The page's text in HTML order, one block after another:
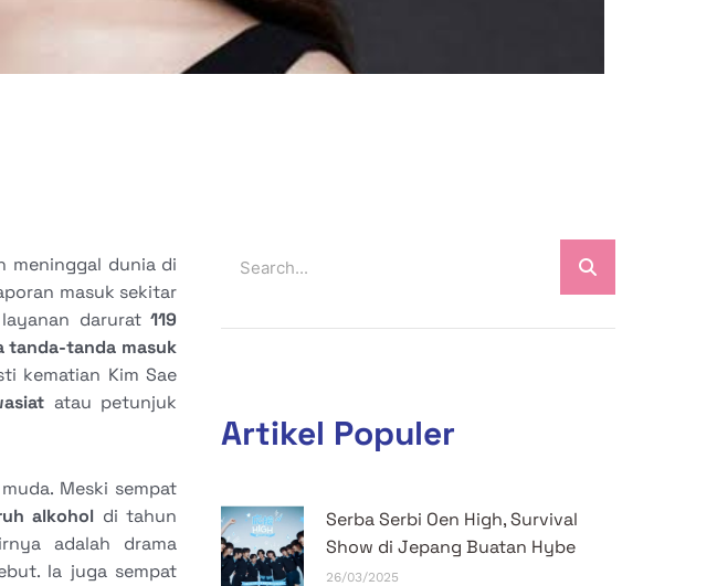
meninggal dunia di
masuk sekitar
layanan darurat119
tanda-tanda masuk
kematian Kim Sae
atau petunjuk
Meski sempat
alkohol di tahun
adalah drama
Ia juga sempat
Artikel Populer
Serba Serbi Oen High, Survival
Show di Jepang Buatan Hybe
26/03/2025